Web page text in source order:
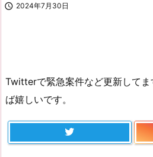
 2024年7月30日
Twitterで緊急案件など更新して
ば嬉しいです。